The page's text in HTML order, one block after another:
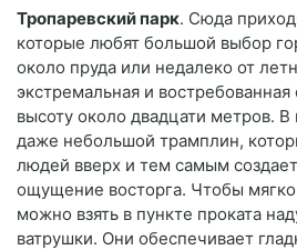
Тропаревский парк. Сюда
которые любят большой выбор
около пруда или недалеко от
экстремальная и
высоту около двадцати метров. В
даже небольшой трамплин,
людей вверх и тем самым
ощущение восторга. Чтобы мягко
можно взять в пункте проката
ватрушки. Они обеспечивает